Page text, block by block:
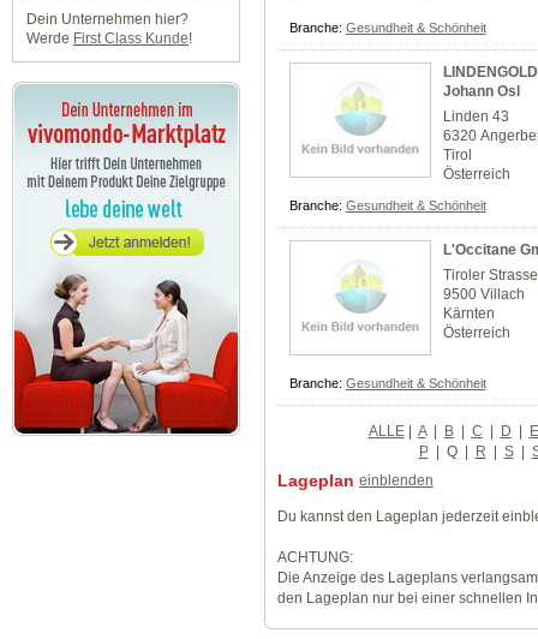
Dein Unternehmen hier?
Werde First Class Kunde!
Branche: Gesundheit & Schönheit
Johann Osl
Linden 43
6320
Tirol
Österreich
Branche: Gesundheit & Schönheit
L'Occitane
Tiroler
9500 Villach
Kärnten
Österreich
Branche: Gesundheit & Schönheit
ALLE| A | B | C | D | E
P | Q | R | S |
Lageplan einblenden
Du kannst den Lageplan jederzeit
ACHTUNG:
Die Anzeige des Lageplans
den Lageplan nur bei einer schnellen